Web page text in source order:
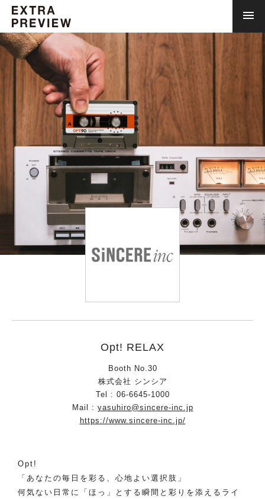
Opt! RELAX
Booth No.30
株式会社 シンシア
Tel : 06-6645-1000
Mail : yasuhiro@sincere-inc.jp
https://www.sincere-inc.jp/
Opt!
「あなたの毎日を彩る、心地よい選択肢」
何気ない日常に「ほっ」とする瞬間と彩りを添えるライ